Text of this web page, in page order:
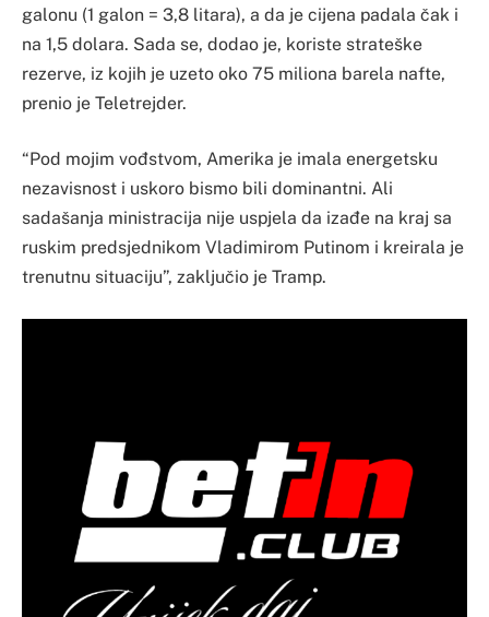
galonu (1 galon = 3,8 litara), a da je cijena padala čak i
na 1,5 dolara. Sada se, dodao je, koriste strateške
rezerve, iz kojih je uzeto oko 75 miliona barela nafte,
prenio je Teletrejder.
“Pod mojim vođstvom, Amerika je imala energetsku
nezavisnost i uskoro bismo bili dominantni. Ali
sadašanja ministracija nije uspjela da izađe na kraj sa
ruskim predsjednikom Vladimirom Putinom i kreirala je
trenutnu situaciju”, zaključio je Tramp.